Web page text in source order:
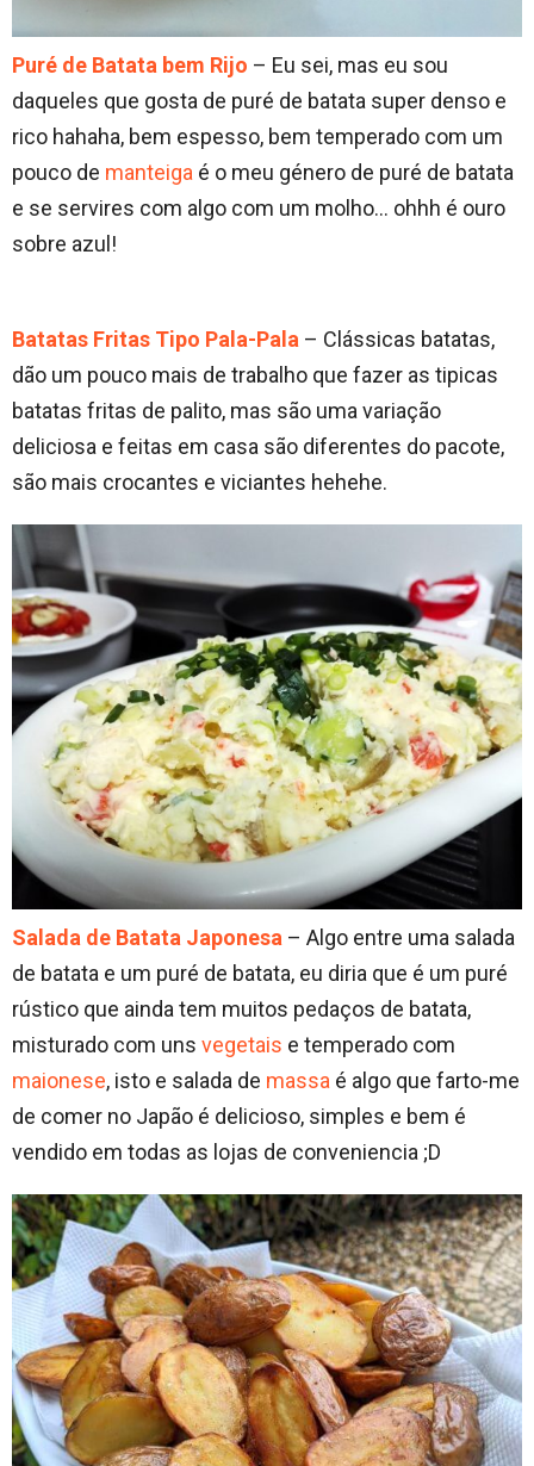
Puré de Batata bem Rijo – Eu sei, mas eu sou
daqueles que gosta de puré de batata super denso e
rico hahaha, bem espesso, bem temperado com um
pouco de manteiga é o meu género de puré de batata
e se servires com algo com um molho… ohhh é ouro
sobre azul!
Batatas Fritas Tipo Pala-Pala – Clássicas batatas,
dão um pouco mais de trabalho que fazer as tipicas
batatas fritas de palito, mas são uma variação
deliciosa e feitas em casa são diferentes do pacote,
são mais crocantes e viciantes hehehe.
Salada de Batata Japonesa – Algo entre uma salada
de batata e um puré de batata, eu diria que é um puré
rústico que ainda tem muitos pedaços de batata,
misturado com uns vegetais e temperado com
maionese, isto e salada de massa é algo que farto-me
de comer no Japão é delicioso, simples e bem é
vendido em todas as lojas de conveniencia ;D